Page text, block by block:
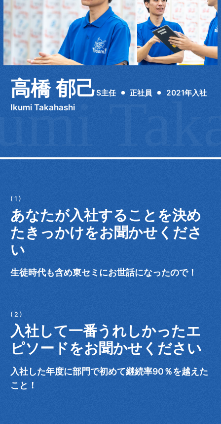
高橋 郁己S主任 正社員 2021年入社
Ikumi Takahashi
あなたが入社することを決め
たきっかけをお聞かせくださ
い
生徒時代も含め東セミにお世話になったので！
入社して一番うれしかったエ
ピソードをお聞かせください
入社した年度に部門で初めて継続率90％を越えた
こと！